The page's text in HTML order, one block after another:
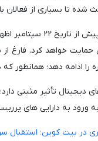
تا بسیاری از فعالان
کامالا هریس، در
خواهد کرد. فارغ از
تاریخ ۱۸ سپتامبر نرخ بهره را ۵۰ واحد
دیجیتال تأثیر مثبتی
ورود به دارایی های
در بیت کوین؛ استقبال